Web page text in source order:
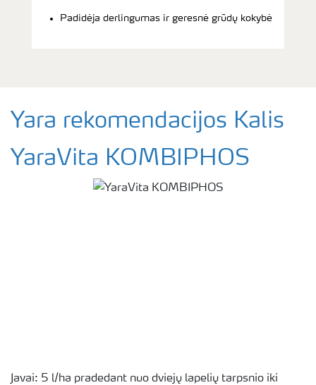
Padidėja derlingumas ir geresnė grūdų kokybė
Yara rekomendacijos Kalis
YaraVita KOMBIPHOS
Javai: 5 l/ha pradedant nuo dviejų lapelių tarpsnio iki